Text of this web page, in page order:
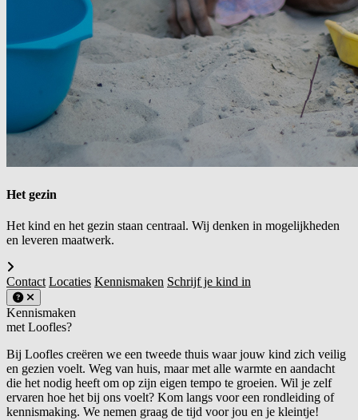
Het gezin
Het kind en het gezin staan centraal. Wij denken in mogelijkheden
en leveren maatwerk.
Contact Locaties Kennismaken Schrijf je kind in
Kennismaken
met Loofles?
Bij Loofles creëren we een tweede thuis waar jouw kind zich veilig
en gezien voelt. Weg van huis, maar met alle warmte en aandacht
die het nodig heeft om op zijn eigen tempo te groeien. Wil je zelf
ervaren hoe het bij ons voelt? Kom langs voor een rondleiding of
kennismaking. We nemen graag de tijd voor jou en je kleintje!